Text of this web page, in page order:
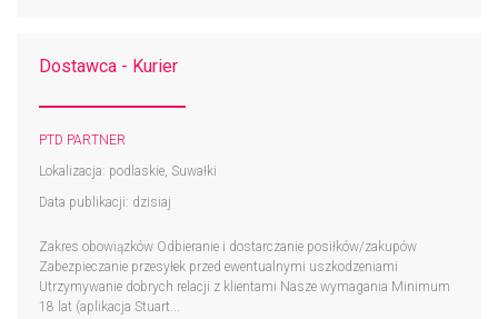
Dostawca - Kurier
PTD PARTNER
Lokalizacja: podlaskie, Suwałki
Data publikacji: dzisiaj
Zakres obowiązków Odbieranie i dostarczanie posiłków/zakupów
Zabezpieczanie przesyłek przed ewentualnymi uszkodzeniami
Utrzymywanie dobrych relacji z klientami Nasze wymagania Minimum
18 lat (aplikacja Stuart...